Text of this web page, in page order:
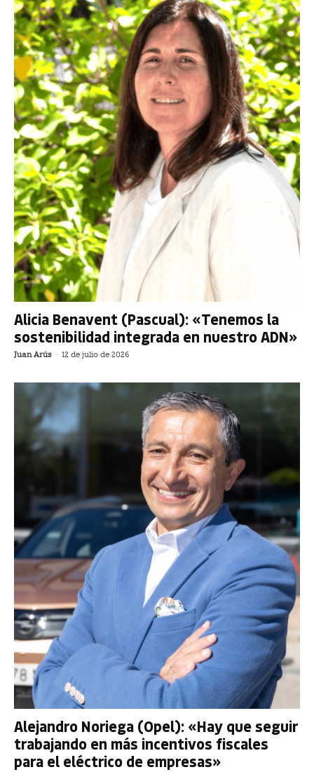
Alicia Benavent (Pascual): «Tenemos la
sostenibilidad integrada en nuestro ADN»
Juan Arús - 12 de julio de 2026
Alejandro Noriega (Opel): «Hay que seguir
trabajando en más incentivos fiscales
para el eléctrico de empresas»